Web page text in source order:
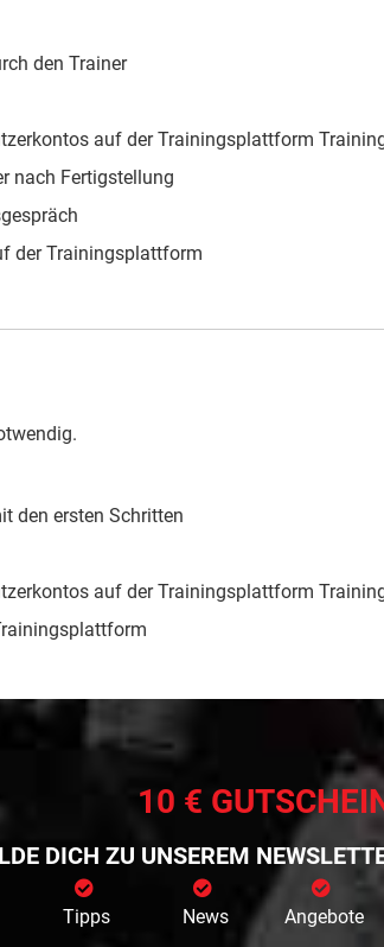
Ich akzeptiere die
den Trainer
auf der Trainingsplattform
nach Fertigstellung
der Trainingsplattform
den ersten Schritten
auf der Trainingsplattform
10 €
DICH ZU UNSEREM
Tipps News Angebote